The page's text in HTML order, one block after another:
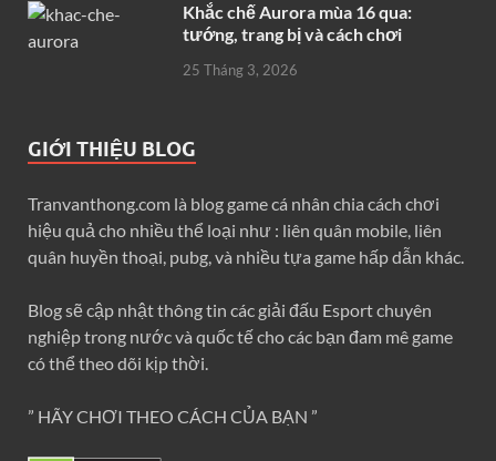
Khắc chế Aurora mùa 16 qua:
tướng, trang bị và cách chơi
25 Tháng 3, 2026
GIỚI THIỆU BLOG
Tranvanthong.com là blog game cá nhân chia cách chơi
hiệu quả cho nhiều thể loại như : liên quân mobile, liên
quân huyền thoại, pubg, và nhiều tựa game hấp dẫn khác.
Blog sẽ cập nhật thông tin các giải đấu Esport chuyên
nghiệp trong nước và quốc tế cho các bạn đam mê game
có thể theo dõi kịp thời.
” HÃY CHƠI THEO CÁCH CỦA BẠN ”